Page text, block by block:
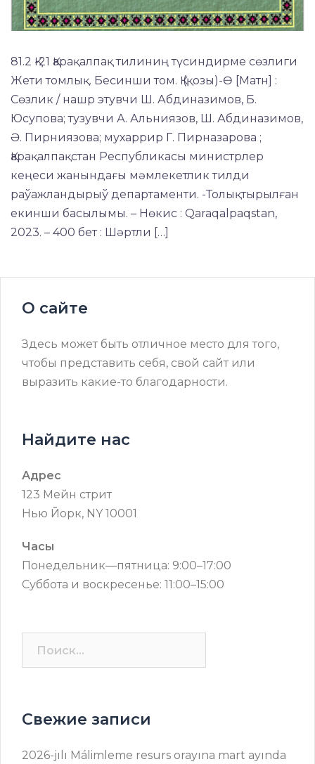
81.2 Қ-21 Қарақалпақ тилиниң түсиндирме сөзлиги
Жети томлық. Бесинши том. Қ (қозы)-Ө [Матн] :
Сөзлик / нашр этувчи Ш. Абдиназимов, Б.
Юсупова; тузувчи А. Альниязов, Ш. Абдиназимов,
Ә. Пирниязова; мухаррир Г. Пирназарова ;
Қарақалпақстан Республикасы министрлер
кеңеси жанындағы мәмлекетлик тилди
раўажландырыў департаменти. -Толықтырылған
екинши басылымы. – Нөкис : Qaraqalpaqstan,
2023. – 400 бет : Шәртли […]
О сайте
Здесь может быть отличное место для того,
чтобы представить себя, свой сайт или
выразить какие-то благодарности.
Найдите нас
Адрес
123 Мейн стрит
Нью Йорк, NY 10001
Часы
Понедельник—пятница: 9:00–17:00
Суббота и воскресенье: 11:00–15:00
Свежие записи
2026-jılı Málimleme resurs оrayına mart ayında